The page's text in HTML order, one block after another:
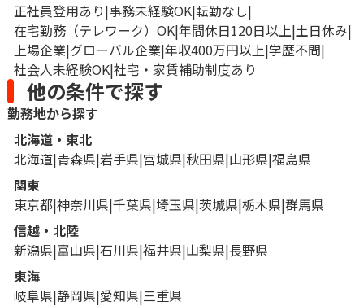
正社員登用あり 事務未経験OK 転勤なし
在宅勤務（テレワーク）OK 年間休日120日以上 土日休み
上場企業 グローバル企業 年収400万円以上 学歴不問
社会人未経験OK 社宅・家賃補助制度あり
他の条件で探す
勤務地から探す
北海道・東北
北海道 青森県 岩手県 宮城県 秋田県 山形県 福島県
関東
東京都 神奈川県 千葉県 埼玉県 茨城県 栃木県 群馬県
信越・北陸
新潟県 富山県 石川県 福井県 山梨県 長野県
東海
岐阜県 静岡県 愛知県 三重県